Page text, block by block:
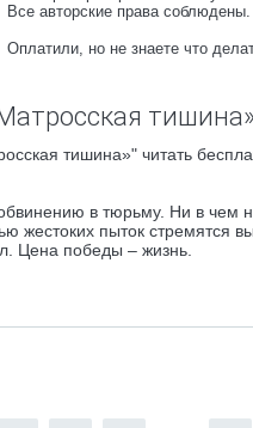
Все авторские права соблюдены.
Оплатили, но не знаете что
тишина»" читать
в тюрьму. Ни в чем
жестоких пыток стремятся
Цена победы – жизнь.